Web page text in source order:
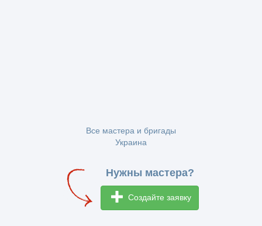
Все мастера и бригады
Украина
Нужны мастера?
Создайте заявку